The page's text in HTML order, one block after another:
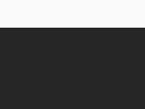
的工件。然